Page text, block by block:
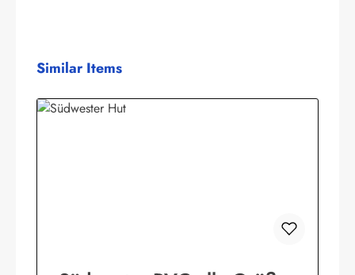
Produktgalerie überspringen
Similar Items